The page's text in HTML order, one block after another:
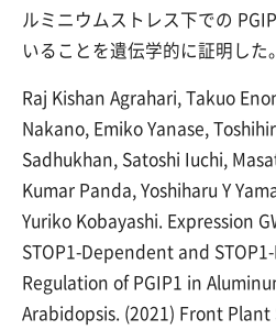
ルミニウムストレス下での
いることを遺伝学的に証明した。
Raj Kishan Agrahari, Takuo
Nakano, Emiko Yanase,
Sadhukhan, Satoshi Iuchi,
Kumar Panda, Yoshiharu Y
Yuriko Kobayashi. Expression
STOP1-Dependent and
Regulation of PGIP1 in
Arabidopsis. (2021) Front Plant